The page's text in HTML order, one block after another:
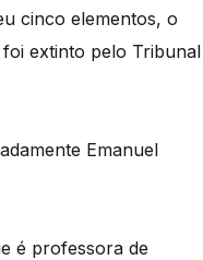
cinco elementos, o
extinto pelo Tribunal
Emanuel
é professora de